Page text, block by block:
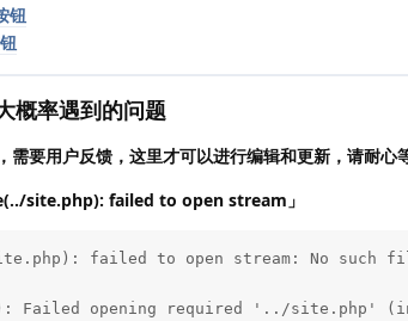
钮
概率遇到的问题
需要用户反馈，这里才可以进行编辑和更新，请耐心
site.php): failed to open stream」
failed to open stream: No such
opening required '../site.php'